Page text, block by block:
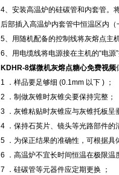
4、安装高温炉的硅碳管和内套管。
后部插入高温炉内套管中恒温区内
5、用随机配备的控制线将灰熔点主
6、用电缆线将电源接在主机的“电源”
KDHR-8煤微机灰熔点糖心免费视频
1 ．样品要足够细 (0.1mm 以下 ) ；
2 ．制做灰锥时灰锥尖要保持完整；
3 ．灰锥粘贴时灰锥应与灰锥托板呈
4 ．保持石英片、镜头等光路部件的
5 ．为保正结果的准确性，可根据具
6 ．高温炉不宜长时间恒温在极限温
7 ．硅碳管等元器件应定期更换 ；